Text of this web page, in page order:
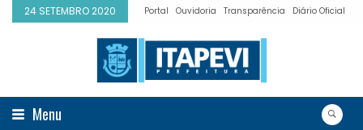
24 SETEMBRO 2020 Portal Ouvidoria Transparência Diário Oficial
Menu